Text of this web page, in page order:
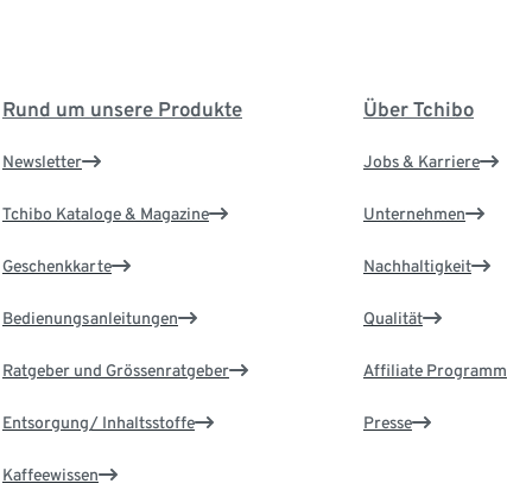
Rund um unsere Produkte
Newsletter
Tchibo Kataloge & Magazine
Geschenkkarte
Bedienungsanleitungen
Ratgeber und Grössenratgeber
Entsorgung/ Inhaltsstoffe
Kaffeewissen
Über Tchibo
Jobs & Karriere
Unternehmen
Nachhaltigkeit
Qualität
Affiliate Programm
Presse